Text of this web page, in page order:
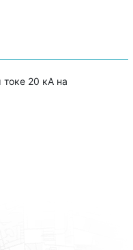
20 кА на